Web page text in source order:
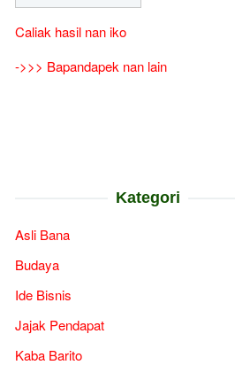
Caliak hasil nan iko
->>> Bapandapek nan lain
Kategori
Asli Bana
Budaya
Ide Bisnis
Jajak Pendapat
Kaba Barito